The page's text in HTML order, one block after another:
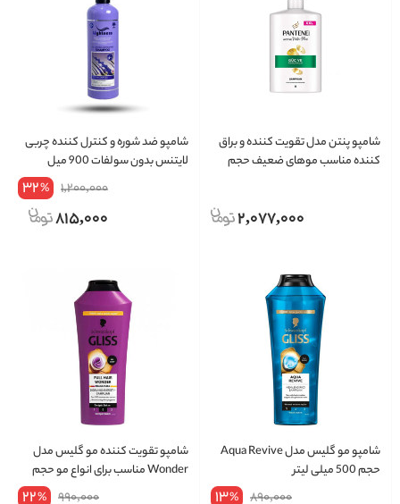
شامپو پنتن مدل تقویت کننده و براق
کننده مناسب موهای ضعیف حجم
2,077,000
شامپو ضد شوره و کنترل کننده چربی
لایتنس بدون سولفات 900 میل
1,200,000
32%
815,000
شامپو مو گلیس مدل Aqua Revive
حجم 500 میلی لیتر
890,000
13%
شامپو تقویت کننده مو گلیس مدل
Wonder مناسب برای انواع مو حجم
990,000
22%